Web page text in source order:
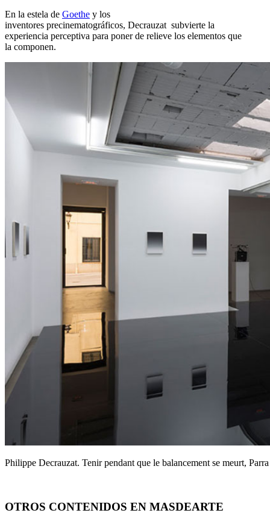
En la estela de Goethe y los
inventores precinematográficos, Decrauzat subvierte la
experiencia perceptiva para poner de relieve los elementos que
la componen.
Philippe Decrauzat. Tenir pendant que le balancement se meurt,
OTROS CONTENIDOS EN MASDEARTE